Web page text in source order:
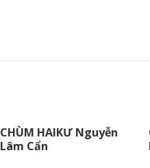
CHÙM HAIKƯ Nguyễn
Lâm Cẩn